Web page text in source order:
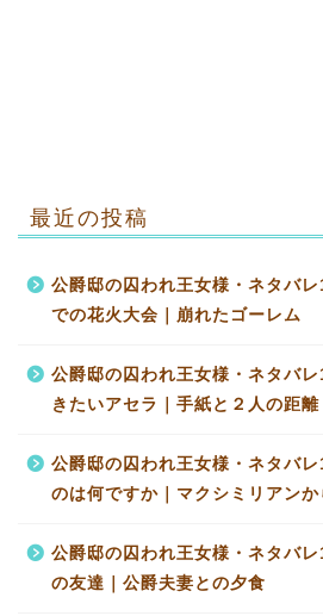
最近の投稿
公爵邸の囚われ王女様・ネタバ
での花火大会｜崩れたゴーレム
公爵邸の囚われ王女様・ネタバ
きたいアセラ｜手紙と２人の距離
公爵邸の囚われ王女様・ネタバ
のは何ですか｜マクシミリアンか
公爵邸の囚われ王女様・ネタバ
の友達｜公爵夫妻との夕食